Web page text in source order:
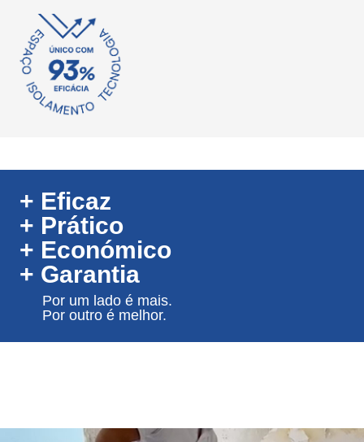
+ Eficaz
+ Prático
+ Económico
+ Garantia
Por um lado é mais.
Por outro é melhor.